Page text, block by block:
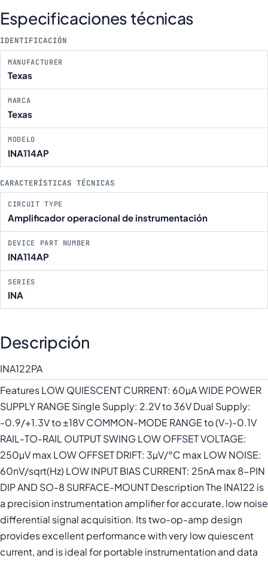
Especificaciones técnicas
IDENTIFICACIÓN
MANUFACTURER
Texas
MARCA
Texas
MODELO
INA114AP
CARACTERÍSTICAS TÉCNICAS
CIRCUIT TYPE
Amplificador operacional de instrumentación
DEVICE PART NUMBER
INA114AP
SERIES
INA
Descripción
INA122PA
Features LOW QUIESCENT CURRENT: 60µA WIDE POWER
SUPPLY RANGE Single Supply: 2.2V to 36V Dual Supply:
-0.9/+1.3V to ±18V COMMON-MODE RANGE to (V-)-0.1V
RAIL-TO-RAIL OUTPUT SWING LOW OFFSET VOLTAGE:
250µV max LOW OFFSET DRIFT: 3µV/°C max LOW NOISE:
60nV/sqrt(Hz) LOW INPUT BIAS CURRENT: 25nA max 8-PIN
DIP AND SO-8 SURFACE-MOUNT Description The INA122 is
a precision instrumentation amplifier for accurate, low noise
differential signal acquisition. Its two-op-amp design
provides excellent performance with very low quiescent
current, and is ideal for portable instrumentation and data